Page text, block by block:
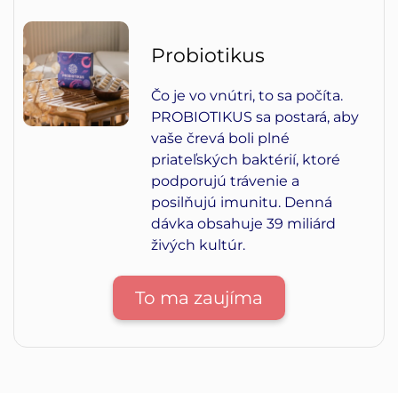
Probiotikus
Čo je vo vnútri, to sa počíta.
PROBIOTIKUS sa postará, aby
vaše črevá boli plné
priateľských baktérií, ktoré
podporujú trávenie a
posilňujú imunitu. Denná
dávka obsahuje 39 miliárd
živých kultúr.
To ma zaujíma